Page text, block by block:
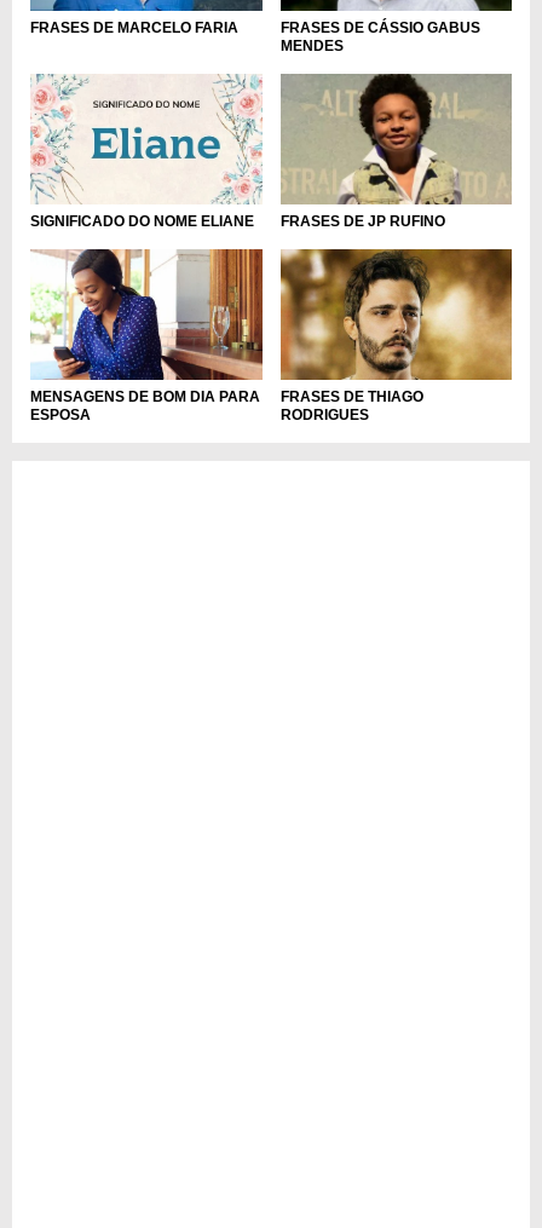
FRASES DE MARCELO FARIA
FRASES DE CÁSSIO GABUS
MENDES
SIGNIFICADO DO NOME ELIANE FRASES DE JP RUFINO
MENSAGENS DE BOM DIA PARA
ESPOSA
FRASES DE THIAGO
RODRIGUES